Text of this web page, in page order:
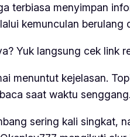
terbiasa menyimpan
kemunculan berulang
Yuk langsung cek link
menuntut kejelasan.
saat waktu
sering kali singkat,